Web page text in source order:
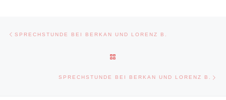
Beitragsnavigation
SPRECHSTUNDE BEI BERKAN UND LORENZ B.
SPRECHSTUNDE BEI BERKAN UND LORENZ B.